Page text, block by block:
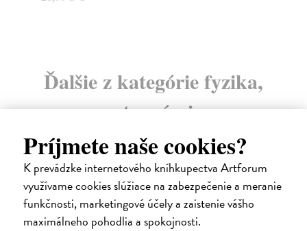
Príjmete naše cookies?
K prevádzke internetového kníhkupectva Artforum
využívame cookies slúžiace na zabezpečenie a meranie
funkčnosti, marketingové účely a zaistenie vášho
maximálneho pohodlia a spokojnosti.
Ďalšie z kategórie fyzika,
astronómia